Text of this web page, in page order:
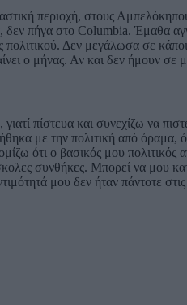
περιοχή, στους
πήγα στο Columbia. Έμαθα
Δεν μεγάλωσα σε
ο μήνας. Αν και δεν ήμουν σε
πίστευα και συνεχίζω να
με την πολιτική από όραμα,
ο βασικός μου πολιτικός
συνθήκες. Μπορεί να μου
μου δεν ήταν πάντοτε